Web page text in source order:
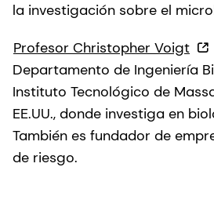
la investigación sobre el
Profesor Christopher Voigt
Departamento de Ingeniería
Instituto Tecnológico de
EE.UU., donde investiga en
También es fundador de
de riesgo.